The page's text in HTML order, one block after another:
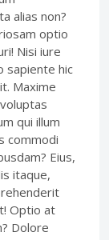
alias non?
optio
Nisi iure
sapiente hic
Maxime
qui illum
commodi
Eius,
itaque,
Optio at
Dolore